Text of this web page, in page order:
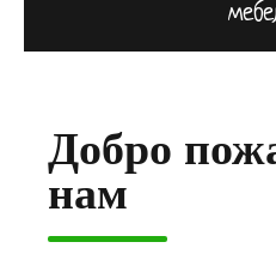
Добро
нам